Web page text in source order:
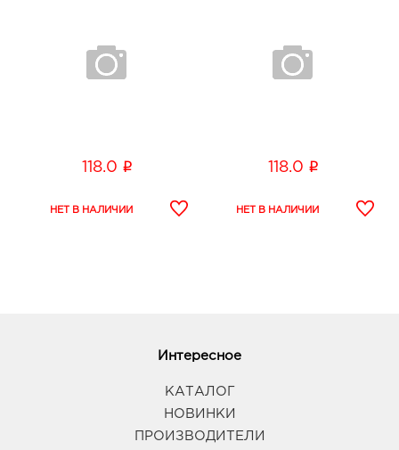
118.0 i 118.0 i
Интересное
КАТАЛОГ
НОВИНКИ
ПРОИЗВОДИТЕЛИ